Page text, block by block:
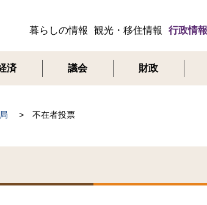
メ
ニ
ュ
暮らしの情報 観光・移住情報 行政情報
済 議会 財政
不在者投票